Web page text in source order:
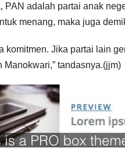
PAN adalah partai anak
menang, maka juga
komitmen. Jika partai lain
Manokwari,” tandasnya.(jjm)